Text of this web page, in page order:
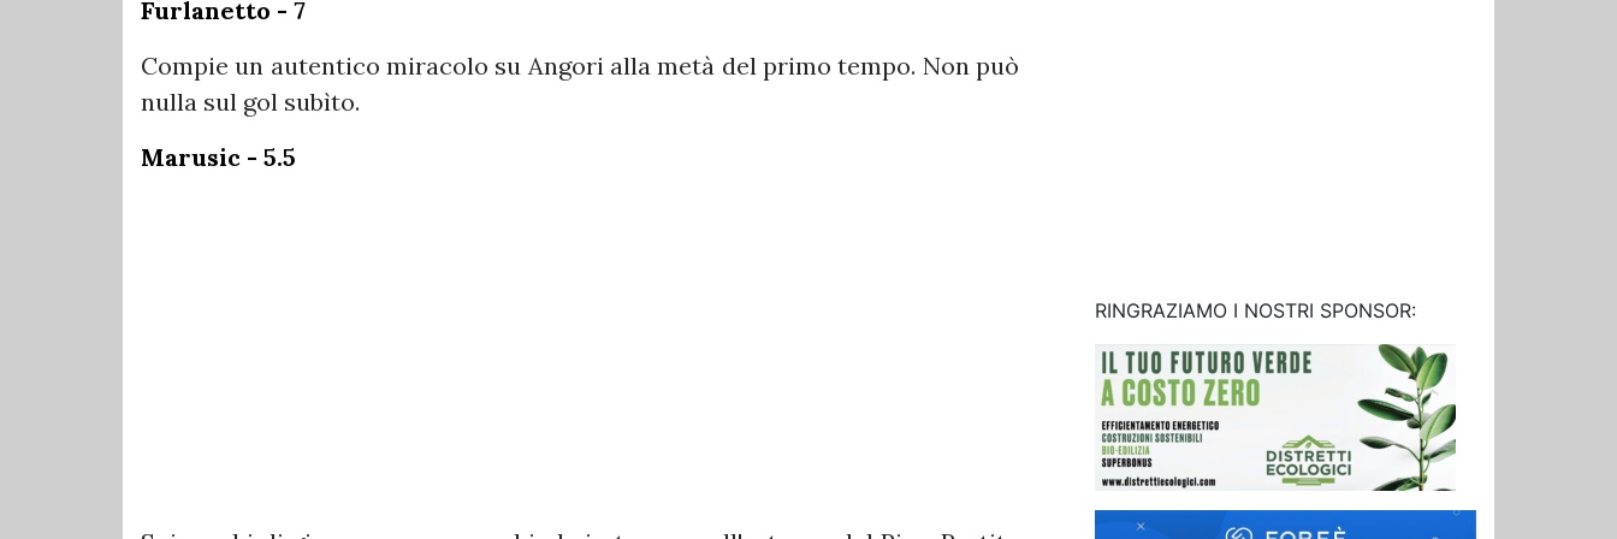
Furlanetto - 7
Compie un autentico miracolo su Angori alla metà del primo tempo. Non può
nulla sul gol subìto.
Marusic - 5.5
RINGRAZIAMO I NOSTRI SPONSOR: